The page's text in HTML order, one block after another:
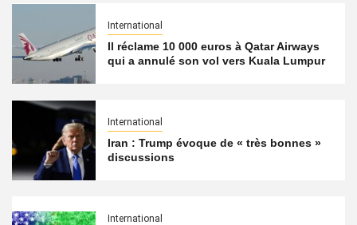
International
Il réclame 10 000 euros à Qatar Airways
qui a annulé son vol vers Kuala Lumpur
International
Iran : Trump évoque de « très bonnes »
discussions
International